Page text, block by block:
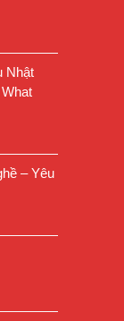
Nhật
– Yêu